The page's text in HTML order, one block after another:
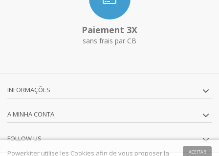
Paiement 3X
sans frais par CB
INFORMAÇÕES
A MINHA CONTA
FOLLOW US
ACEITAR
Powerkiter utilise les Cookies afin de vous proposer la